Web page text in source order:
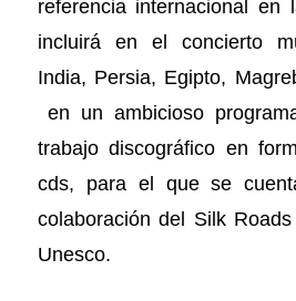
referencia internacional en
incluirá en el concierto
India, Persia, Egipto,
en un ambicioso
trabajo discográfico en
cds, para el que se
colaboración del Silk
Unesco.